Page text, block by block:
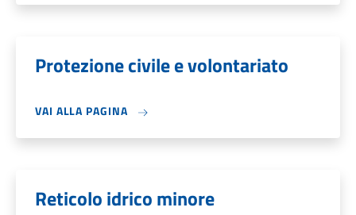
Protezione civile e volontariato
VAI ALLA PAGINA
Reticolo idrico minore